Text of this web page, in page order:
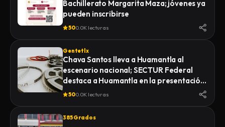
Bachillerato Margarita Maza; jóvenes ya
pueden inscribirse
500.0K lecturas
Gentetlx
Chava Santos lleva a Huamantla al
escenario nacional; SECTUR Federal
destaca a Huamantla en la presentación
de su feria 2026
500.0K lecturas
385 Grados